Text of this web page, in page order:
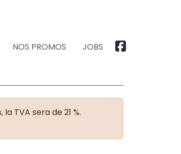
NOS PROMOS JOBS
TVA sera de 21 %.